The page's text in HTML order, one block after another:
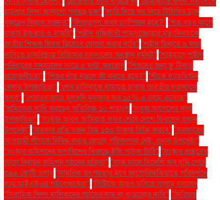
হামলার নিন্দা জানালো গণতন্ত্র মঞ্চ" "লাঠি দিয়ে ভর দিয়ে টিসিবির ট্রাক
খুঁজছেন বিল্লাল সরদার" "লিভারপুল কখন চ্যাম্পিয়ন হবে?" "শত বছর আগে
ঢাকায় ইফতার ও সাহ্‌রি" "শহীদ বুদ্ধিজীবী শামসুজ্জোহার মৃত্যুদিবসকে
জাতীয় শিক্ষক দিবস হিসেবে ঘোষণা করার দাবি" "শহীদ মিনারে ৬ দফা
দাবিতে চাকরিচ্যুত বিডিআর সদস্যদের অবস্থান ধর্মঘট" "শাহবাগে শহীদ
পরিবারের সদস্যদের সাড়ে ৫ ঘণ্টা অবরোধ"শিশুদের জন্য ফ্লু টিকার
প্রয়োজনীয়তা" "শিশুর দাঁত নড়লে কী করতে হবে?" "শীতে ব্যাডমিন্টন
খেলার উপকারিতা" "শেখ হাসিনাকে থামাতে ঢাকায় ভারতীয় দূতাবাসে
তলব" "শেয়ারবাজারে মূলধনি মুনাফার কর ১৫% এ নেমে এসেছে"
"শ্রমিকেরা দাবি করছেন অতিরিক্ত ১০ শতাংশ"সবুজ আপেলের নানা
উপকারিতা" "সংযুক্ত আরব আমিরাত সফর শেষে দেশে ফিরলেন প্রধান
উপদেষ্টা" "সরকার প্রতি ডজন ডিম ১৩০ টাকায় বিক্রি করবে" "সরকারের
আওয়ামী লীগকে নিষিদ্ধ করার কোনো পরিকল্পনা নেই: প্রধান উপদেষ্টা"
"সংস্কার কমিশনের সুপারিশের বিরুদ্ধে ইসি পাঠাল চিঠি" "সংস্কার প্রস্তাবের
আগে নির্বাচন কমিশন গঠনের প্রক্রিয়া" "সাত মাসে বিদেশি ঋণ বৃদ্ধি পেয়ে
৩৯৪ কোটি ডলার"সামরিক তৎপরতার মুখে জাপোরিঝঝিয়াতে পরিদর্শনে
ব্যর্থ আইএইএর পর্যবেক্ষকেরা" "সিটিকে আরও ডুবিয়ে সালাহ বললেন
"সিরামিক শিল্প মালিকদের গ্যাসের দাম না বাড়ানোর দাবি" "সিরিয়ায়